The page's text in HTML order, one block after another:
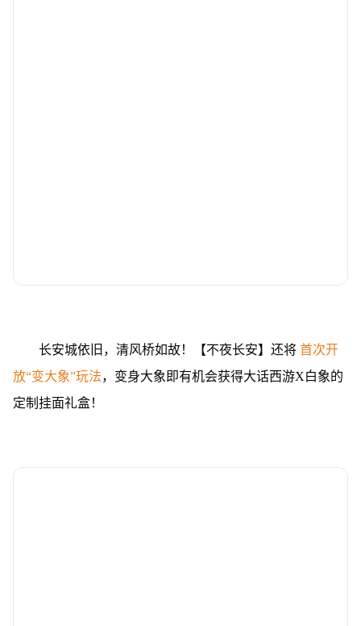
长安城依旧，清风桥如故！【不夜长安】还将 首次开
放“变大象”玩法，变身大象即有机会获得大话西游X白象的
定制挂面礼盒！